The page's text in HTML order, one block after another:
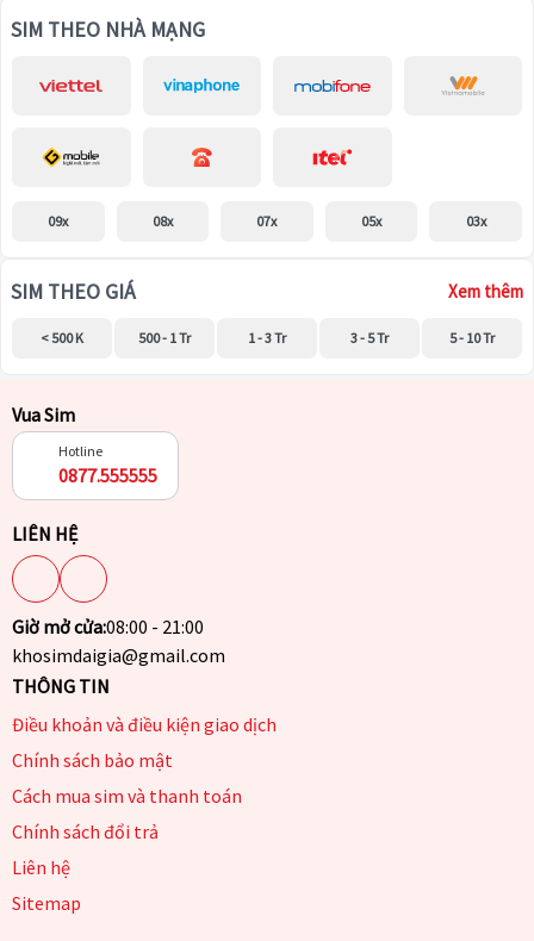
SIM THEO NHÀ MẠNG
09x 08x 07x 05x 03x
SIM THEO GIÁ Xem thêm
< 500 K 500 - 1 Tr 1 - 3 Tr 3 - 5 Tr 5 - 10 Tr
Vua Sim
Hotline
0877.555555
LIÊN HỆ
Giờ mở cửa:08:00 - 21:00
khosimdaigia@gmail.com
THÔNG TIN
Điều khoản và điều kiện giao dịch
Chính sách bảo mật
Cách mua sim và thanh toán
Chính sách đổi trả
Liên hệ
Sitemap